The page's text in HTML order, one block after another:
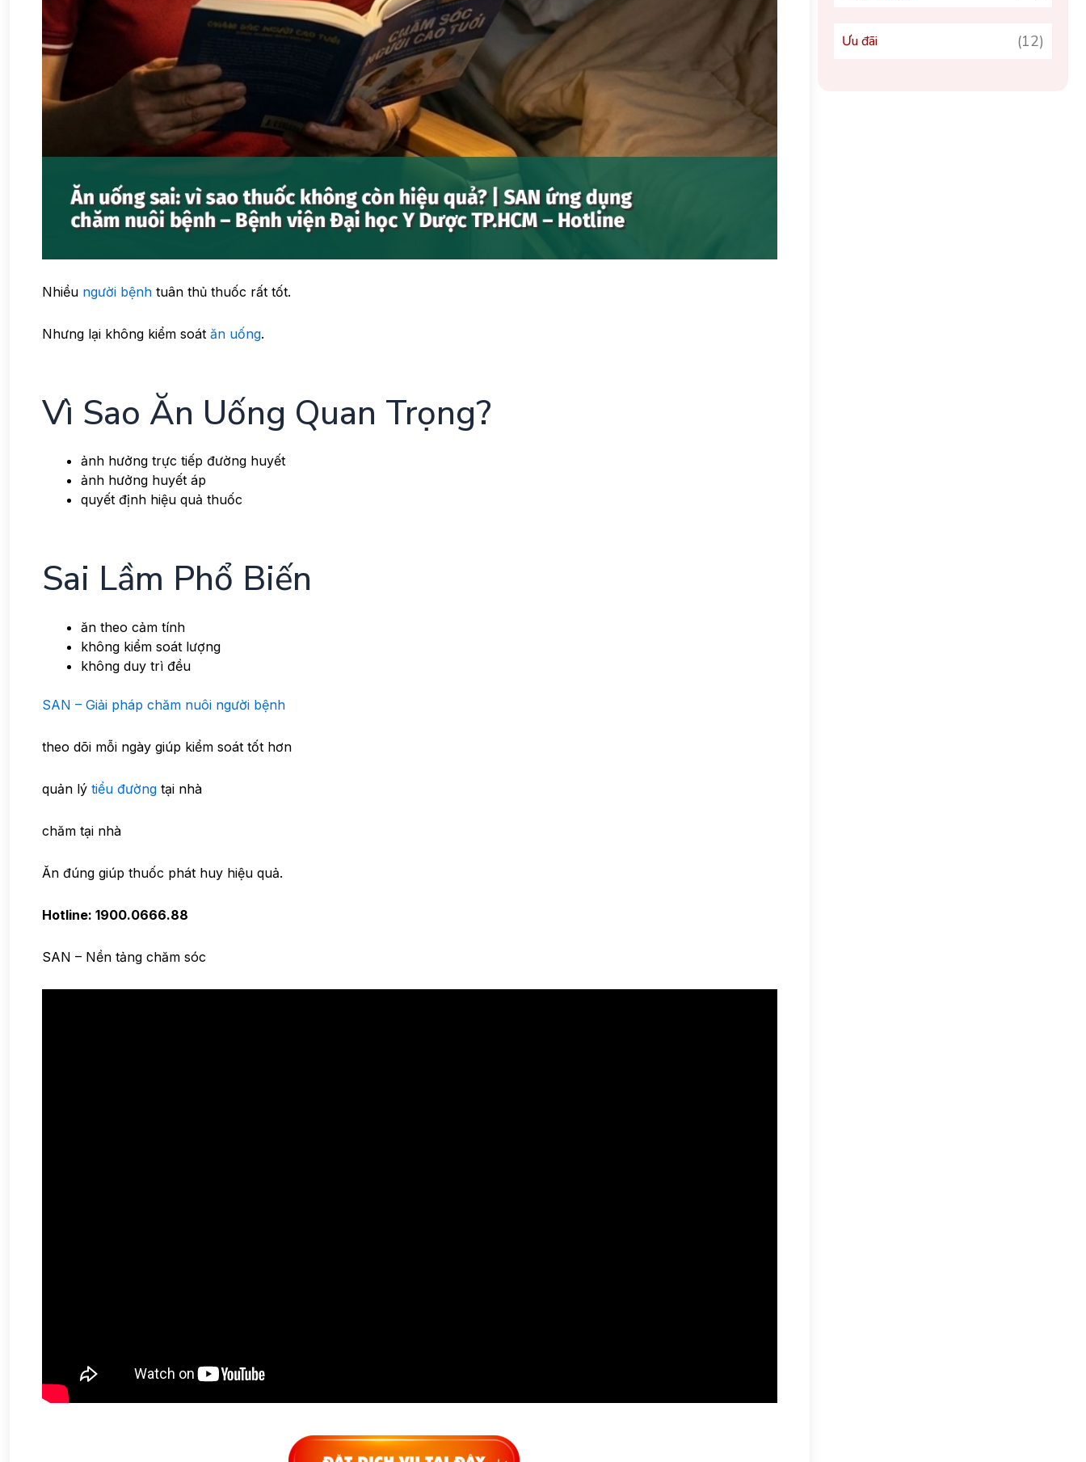
Nhiều người bệnh tuân thủ thuốc rất tốt.
Nhưng lại không kiểm soát ăn uống.
Vì Sao Ăn Uống Quan Trọng?
ảnh hưởng trực tiếp đường huyết
ảnh hưởng huyết áp
quyết định hiệu quả thuốc
Sai Lầm Phổ Biến
ăn theo cảm tính
không kiểm soát lượng
không duy trì đều
SAN – Giải pháp chăm nuôi người bệnh
theo dõi mỗi ngày giúp kiểm soát tốt hơn
quản lý tiểu đường tại nhà
chăm tại nhà
Ăn đúng giúp thuốc phát huy hiệu quả.
Hotline: 1900.0666.88
SAN – Nền tảng chăm sóc
Ưu đãi (12)